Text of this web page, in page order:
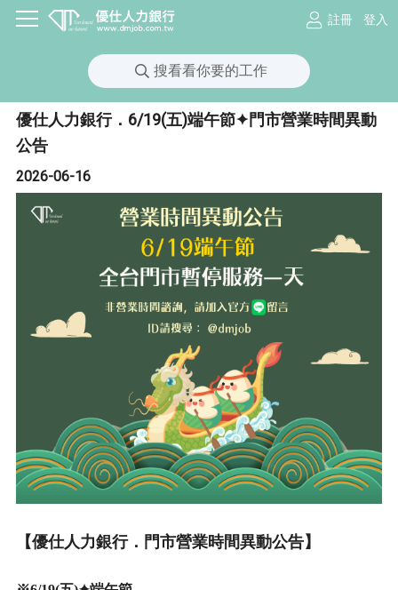
註冊 登入
搜看看你要的工作
優仕人力銀行．6/19(五)端午節✦門市營業時間異動
公告
2026-06-16
【優仕人力銀行．門市營業時間異動公告】